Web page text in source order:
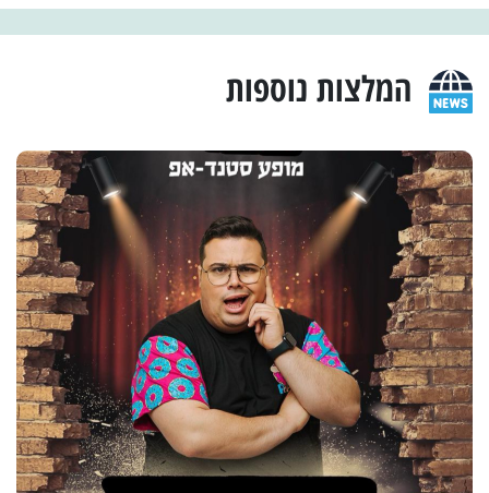
המלצות נוספות